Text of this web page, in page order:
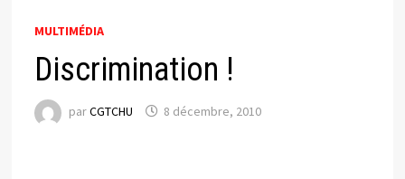
MULTIMÉDIA
Discrimination !
parCGTCHU 8 décembre, 2010